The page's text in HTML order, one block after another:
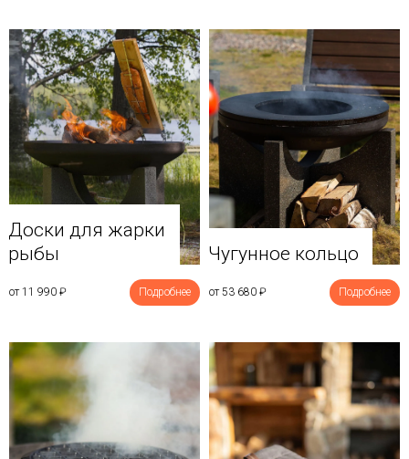
Доски для жарки
рыбы
от 11 990 ₽ Подробнее
Чугунное кольцо
от 53 680 ₽ Подробнее